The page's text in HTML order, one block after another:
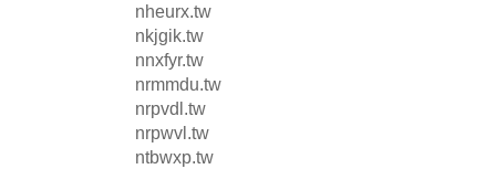
nheurx.tw
nkjgik.tw
nnxfyr.tw
nrmmdu.tw
nrpvdl.tw
nrpwvl.tw
ntbwxp.tw